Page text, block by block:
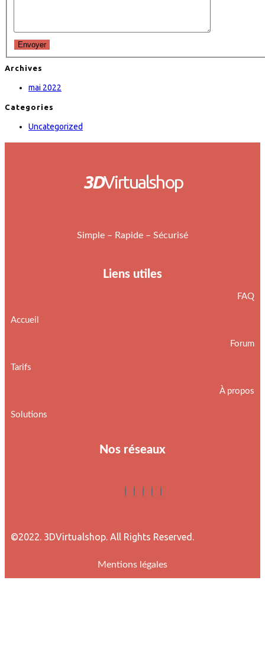
Envoyer
Archives
mai 2022
Categories
Uncategorized
3DVirtualshop
Simple – Rapide – Sécurisé
Liens utiles
Accueil
Tarifs
Solutions
FAQ
Forum
À propos
Nos réseaux
©2022. 3DVirtualshop. All Rights Reserved.
Mentions légales